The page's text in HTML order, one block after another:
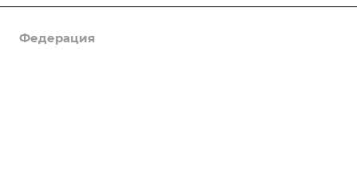
Федерация